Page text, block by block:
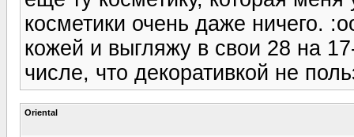
косметики очень даже ничего.
кожей и выгляжу в свои 28 на
числе, что декоративкой не
Oriental